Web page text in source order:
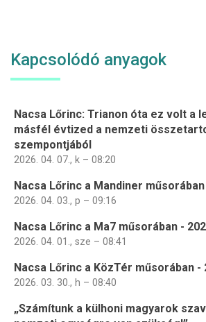
Kapcsolódó anyagok
Nacsa Lőrinc: Trianon óta ez volt a
másfél évtized a nemzeti
szempontjából
2026. 04. 07., k – 08:20
Nacsa Lőrinc a Mandiner műsorában
2026. 04. 03., p – 09:16
Nacsa Lőrinc a Ma7 műsorában -
2026. 04. 01., sze – 08:41
Nacsa Lőrinc a KözTér műsorában -
2026. 03. 30., h – 08:40
„Számítunk a külhoni magyarok